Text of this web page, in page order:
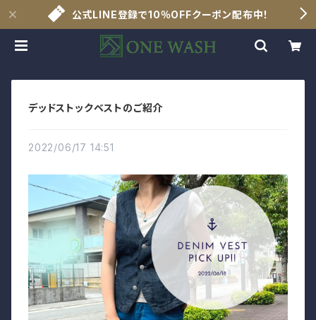
公式LINE登録で10％OFFクーポン配布中！
デッドストックベストのご紹介
2022/06/17 14:51